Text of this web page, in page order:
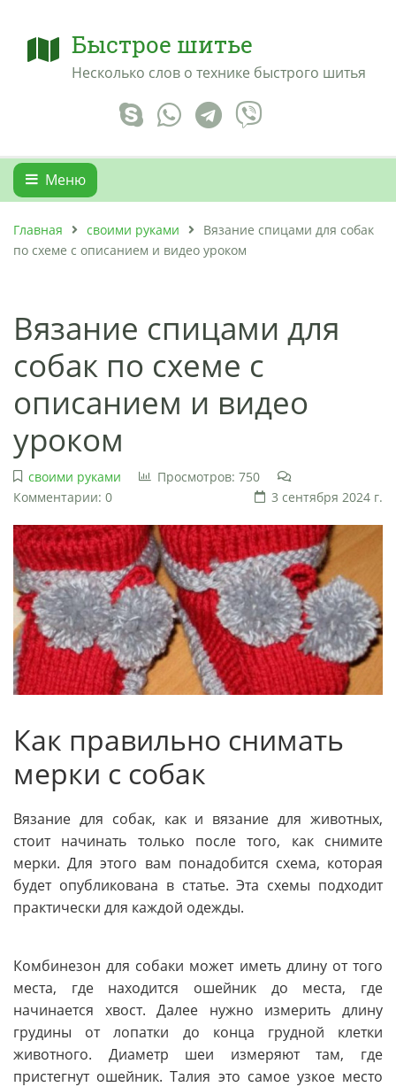
Быстрое шитье
Несколько слов о технике быстрого шитья
Меню
Главная своими руками
Вязание спицами для собак
по схеме с описанием и видео уроком
Вязание спицами для
собак по схеме с
описанием и видео
уроком
своими руками
Просмотров: 750
Комментарии: 0
3 сентября 2024 г.
Как правильно снимать
мерки с собак
Вязание для собак, как и вязание для животных,
стоит начинать только после того, как снимите
мерки. Для этого вам понадобится схема, которая
будет опубликована в статье. Эта схемы подходит
практически для каждой одежды.
Комбинезон для собаки может иметь длину от того
места, где находится ошейник до места, где
начинается хвост. Далее нужно измерить длину
грудины от лопатки до конца грудной клетки
животного. Диаметр шеи измеряют там, где
пристегнут ошейник. Талия это самое узкое место